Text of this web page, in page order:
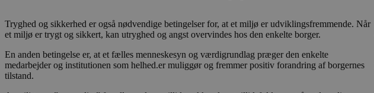
Tryghed og sikkerhed er også nødvendige betingelser for, at et miljø er udviklingsfremmende. Når
et miljø er trygt og sikkert, kan utryghed og angst overvindes hos den enkelte borger.
En anden betingelse er, at et fælles menneskesyn og værdigrundlag præger den enkelte
medarbejder og institutionen som helhed.er muliggør og fremmer positiv forandring af borgernes
tilstand.